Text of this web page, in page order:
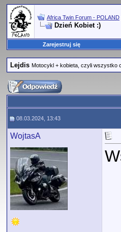
Africa Twin Forum - POLAND
Dzień Kobiet :)
Zarejestruj się
Lejdis Motocykl + kobieta, czyli wszystko
08.03.2024, 13:43
WojtasA